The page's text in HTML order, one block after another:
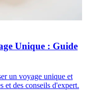
Unique : Guide
un voyage unique et
et des conseils d'expert.